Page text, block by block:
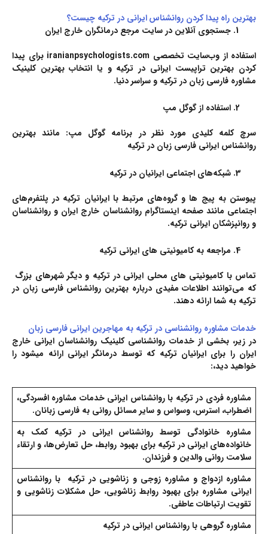
بهترین راه پیدا کردن روانشناس ایرانی در ترکیه چیست؟
جستجوی آنلاین در سایت مرجع درمانگران خارج ایران
استفاده از وب‌سایت‌ تخصصی iranianpsychologists.com برای پیدا
کردن بهترین تراپیست‌ ایرانی در ترکیه و یا انتخاب بهترین کلینیک‌
مشاوره فارسی زبان در ترکیه و سراسر دنیا.
استفاده از گوگل مپ
سرچ کلمه کلیدی مورد نظر در برنامه گوگل مپ: مانند بهترین
روانشناس ایرانی فارسی زبان در ترکیه
شبکه‌های اجتماعی ایرانیان در ترکیه
پیوستن به پیج ها و گروه‌های مرتبط با ایرانیان ترکیه در پلتفرم‌های
اجتماعی مانند صفحه اینستاگرام روانشناسان خارج ایران و روانشناسان
و روانپزشکان ایرانی ترکیه.
مراجعه به کامیونیتی های ایرانی ترکیه
تماس با کامیونیتی های محلی ایرانی در ترکیه و دیگر شهرهای بزرگ
که می‌توانند اطلاعات مفیدی درباره بهترین روانشناس فارسی زبان در
ترکیه به شما ارائه دهند.
خدمات مشاوره روانشناسی در ترکیه به مهاجرین ایرانی فارسی زبان
در زیر، بخشی از خدمات روانشناسی کلینیک روانشناسان ایرانی خارج
ایران را برای ایرانیان ترکیه که توسط درمانگر ایرانی ارائه میشود را
خواهید دید،:
مشاوره فردی در ترکیه با روانشناس ایرانی خدمات مشاوره‌ افسردگی،
اضطراب، استرس، وسواس و سایر مسائل روانی به فارسی زبانان.
مشاوره خانوادگی توسط روانشناس ایرانی در ترکیه کمک به
خانواده‌های ایرانی در ترکیه برای بهبود روابط، حل تعارض‌ها، و ارتقاء
سلامت روانی والدین و فرزندان.
مشاوره ازدواج و مشاوره زوجی و زناشویی در ترکیه با روانشناس
ایرانی مشاوره برای بهبود روابط زناشویی، حل مشکلات زناشویی و
تقویت ارتباطات عاطفی.
مشاوره گروهی با روانشناس ایرانی در ترکیه